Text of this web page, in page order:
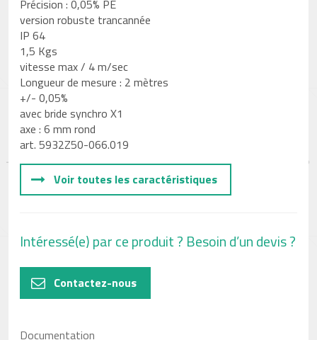
Précision : 0,05% PE
version robuste trancannée
IP 64
1,5 Kgs
vitesse max / 4 m/sec
Longueur de mesure : 2 mètres
+/- 0,05%
avec bride synchro X1
axe : 6 mm rond
art. 5932Z50-066.019
Voir toutes les caractéristiques
Intéressé(e) par ce produit ? Besoin d’un devis ?
Contactez-nous
Documentation